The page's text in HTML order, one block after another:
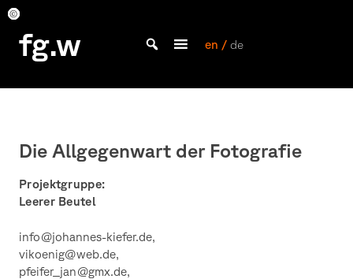
Skip
content
fg.w
Bachelor Kommunikationsdesign und Master Design & Information studieren
en / de
Die Allgegenwart der Fotografie
Projektgruppe:
Leerer Beutel
info@johannes-kiefer.de,
vikoenig@web.de,
pfeifer_jan@gmx.de,
Dieter
Leistner
Dieter
Leistner
Dieter
Leistner
Dieter
Leistner
Johannes
Johannes
Johannes
Johannes
Johannes
Johannes
Mittelbayrische
Zeitung
Johannes